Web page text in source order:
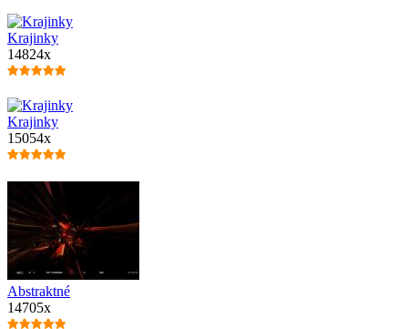
Krajinky
14824x
Krajinky
15054x
Abstraktné
14705x